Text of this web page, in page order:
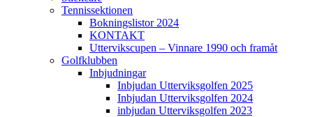
Tennissektionen
Bokningslistor 2024
KONTAKT
Uttervikscupen – Vinnare 1990 och framåt
Golfklubben
Inbjudningar
Inbjudan Utterviksgolfen 2025
Inbjudan Utterviksgolfen 2024
inbjudan Utterviksgolfen 2023